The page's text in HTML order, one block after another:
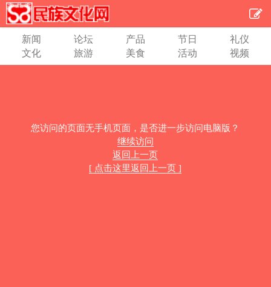
新闻 论坛 产品 节日
礼仪
文化
旅游 美食 活动 视频
您访问的页面无手机页面，是否进一步访问电脑版？
继续访问
返回上一页
[ 点击这里返回上一页 ]